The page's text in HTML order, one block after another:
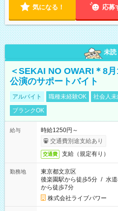
気になる！ 応募
未読
＜SEKAI NO OWARI＊8
公演のサポートバイト
アルバイト 職種未経験OK 社会人
ブランクOK
給与
時給1250円～
交通費別途支給あり
交通費 支給（規定有り）
勤務地
東京都文京区
後楽園駅から徒歩5分 / 水
から徒歩7分
株式会社ライブパワー